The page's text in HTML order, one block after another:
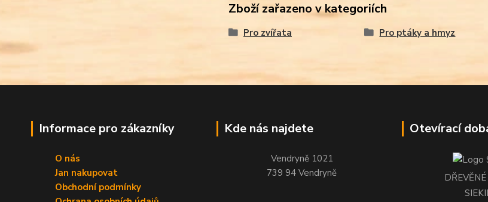
Zboží zařazeno v kategoriích
Pro zvířata Pro ptáky a hmyz
Informace pro zákazníky
O nás
Jan nakupovat
Obchodní podmínky
Kde nás najdete
Vendryně 1021
739 94 Vendryně
Otevírací